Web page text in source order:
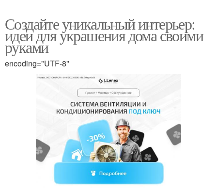
Создайте уникальный интерьер:
идеи для украшения дома своими
руками
encoding="UTF-8"